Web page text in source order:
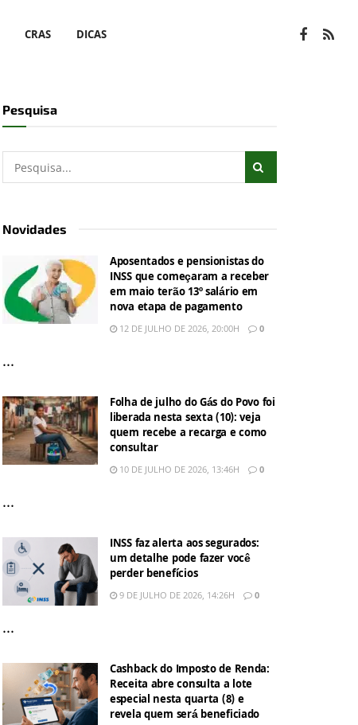
CRAS DICAS
Pesquisa
Novidades
Aposentados e pensionistas do
INSS que começaram a receber
em maio terão 13º salário em
nova etapa de pagamento
12 DE JULHO DE 2026, 20:00H 0
...
Folha de julho do Gás do Povo foi
liberada nesta sexta (10): veja
quem recebe a recarga e como
consultar
10 DE JULHO DE 2026, 13:46H 0
...
INSS faz alerta aos segurados:
um detalhe pode fazer você
perder benefícios
9 DE JULHO DE 2026, 14:26H 0
...
Cashback do Imposto de Renda:
Receita abre consulta a lote
especial nesta quarta (8) e
revela quem será beneficiado